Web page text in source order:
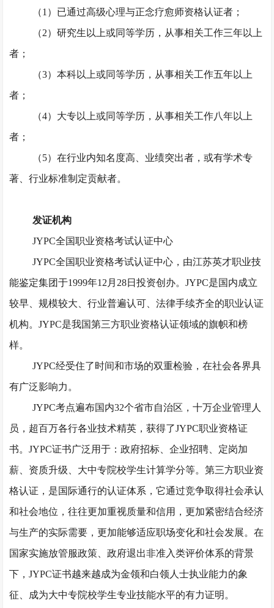
（1）已通过高级心理与正念疗愈师资格认证者；
（2）研究生以上或同等学历，从事相关工作三年以上
者；
（3）本科以上或同等学历，从事相关工作五年以上
者；
（4）大专以上或同等学历，从事相关工作八年以上
者；
（5）在行业内知名度高、业绩突出者，或有学术专
著、行业标准制定贡献者。
发证机构
JYPC全国职业资格考试认证中心
JYPC全国职业资格考试认证中心，由江苏英才职业技
能鉴定集团于1999年12月28日投资创办。JYPC是国内成立
较早、规模较大、行业普遍认可、法律手续齐全的职业认证
机构。JYPC是我国第三方职业资格认证领域的旗帜和榜
样。
JYPC经受住了时间和市场的双重检验，在社会各界具
有广泛影响力。
JYPC考点遍布国内32个省市自治区，十万企业管理人
员，超百万各行各业技术精英，获得了JYPC职业资格证
书。JYPC证书广泛用于：政府招标、企业招聘、定岗加
薪、资质升级、大中专院校学生计算学分等。第三方职业资
格认证，是国际通行的认证体系，它通过竞争取得社会承认
和社会地位，往往更加重视质量和信用，更加紧密结合经济
与生产的实际需要，更加能够适应职场变化和社会发展。在
国家实施放管服政策、政府退出非准入类评价体系的背景
下，JYPC证书越来越成为金领和白领人士执业能力的象
征、成为大中专院校学生专业技能水平的有力证明。